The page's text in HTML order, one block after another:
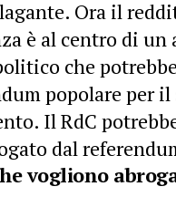
Ora il
è al centro di un
che
popolare per il
Il RdC
dal
vogliono